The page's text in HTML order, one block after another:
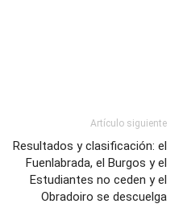
Artículo siguiente
Resultados y clasificación: el
Fuenlabrada, el Burgos y el
Estudiantes no ceden y el
Obradoiro se descuelga